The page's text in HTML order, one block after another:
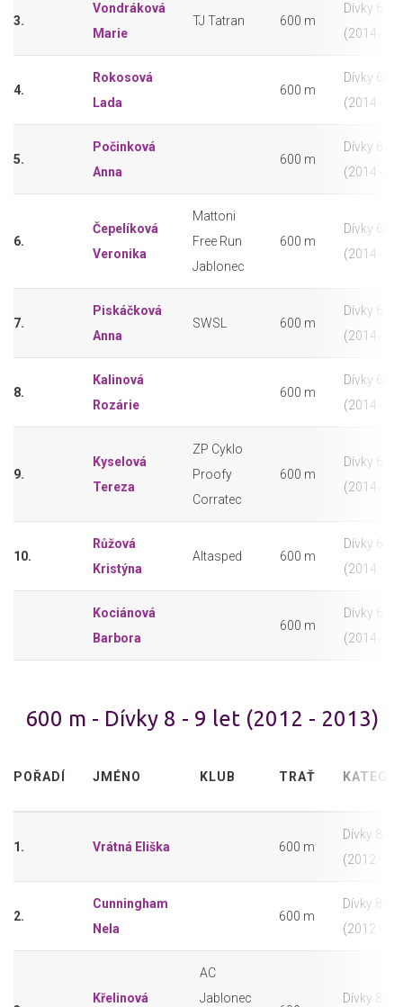
3.
Vondráková
Marie
TJ Tatran 600 m
Dívky 6 - 7
(2014 -
4.
Rokosová
Lada
600 m
Dívky 6 - 7
(2014 -
5.
Počinková
Anna
600 m
Dívky 6 - 7
(2014 -
6.
Čepelíková
Veronika
Mattoni
Free Run
Jablonec
600 m
Dívky 6 - 7
(2014 -
7.
Piskáčková
Anna
SWSL 600 m
Dívky 6 - 7
(2014 -
8.
Kalinová
Rozárie
600 m
Dívky 6 - 7
(2014 -
9.
Kyselová
Tereza
ZP Cyklo
Proofy
Corratec
600 m
Dívky 6 - 7
(2014 -
10.
Růžová
Kristýna
Altasped 600 m
Dívky 6 - 7
(2014 -
Kociánová
Barbora
600 m
Dívky 6 - 7
(2014 -
600 m - Dívky 8 - 9 let (2012 - 2013)
POŘADÍ JMÉNO KLUB TRAŤ
1. Vrátná Eliška 600 m
Dívky 8 - 9
(2012 -
2.
Cunningham
Nela
600 m
Dívky 8 - 9
(2012 -
Křelinová
AC
Jablonec
Dívky 8 - 9